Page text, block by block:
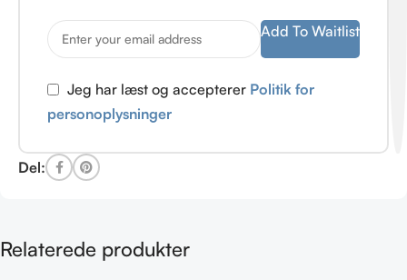
Add To Waitlist
Jeg har læst og accepterer Politik for
personoplysninger
Del:
Relaterede produkter